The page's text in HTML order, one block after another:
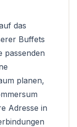
das
Buffets
passenden
planen,
Adresse in